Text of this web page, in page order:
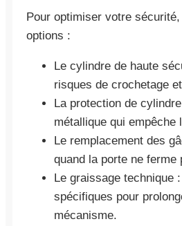
Pour optimiser votre
options :
Le cylindre de haute
risques de crochetage
La protection de
métallique qui empêche
Le remplacement des
quand la porte ne ferme
Le graissage technique
spécifiques pour
mécanisme.